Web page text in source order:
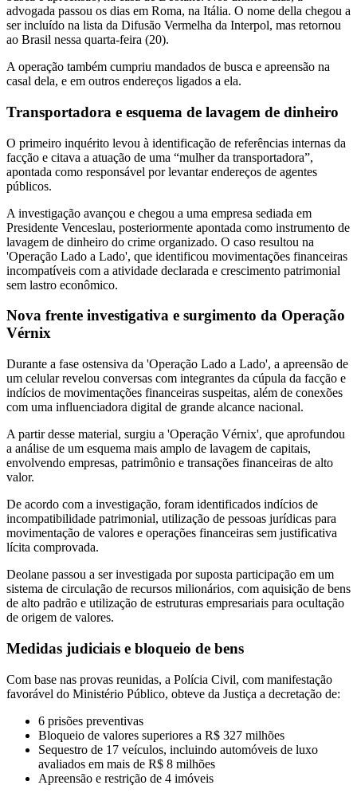
advogada passou os dias em Roma, na Itália. O nome della chegou a
ser incluído na lista da Difusão Vermelha da Interpol, mas retornou
ao Brasil nessa quarta-feira (20).
A operação também cumpriu mandados de busca e apreensão na
casal dela, e em outros endereços ligados a ela.
Transportadora e esquema de lavagem de dinheiro
O primeiro inquérito levou à identificação de referências internas da
facção e citava a atuação de uma “mulher da transportadora”,
apontada como responsável por levantar endereços de agentes
públicos.
A investigação avançou e chegou a uma empresa sediada em
Presidente Venceslau, posteriormente apontada como instrumento de
lavagem de dinheiro do crime organizado. O caso resultou na
'Operação Lado a Lado', que identificou movimentações financeiras
incompatíveis com a atividade declarada e crescimento patrimonial
sem lastro econômico.
Nova frente investigativa e surgimento da Operação
Vérnix
Durante a fase ostensiva da 'Operação Lado a Lado', a apreensão de
um celular revelou conversas com integrantes da cúpula da facção e
indícios de movimentações financeiras suspeitas, além de conexões
com uma influenciadora digital de grande alcance nacional.
A partir desse material, surgiu a 'Operação Vérnix', que aprofundou
a análise de um esquema mais amplo de lavagem de capitais,
envolvendo empresas, patrimônio e transações financeiras de alto
valor.
De acordo com a investigação, foram identificados indícios de
incompatibilidade patrimonial, utilização de pessoas jurídicas para
movimentação de valores e operações financeiras sem justificativa
lícita comprovada.
Deolane passou a ser investigada por suposta participação em um
sistema de circulação de recursos milionários, com aquisição de bens
de alto padrão e utilização de estruturas empresariais para ocultação
de origem de valores.
Medidas judiciais e bloqueio de bens
Com base nas provas reunidas, a Polícia Civil, com manifestação
favorável do Ministério Público, obteve da Justiça a decretação de:
6 prisões preventivas
Bloqueio de valores superiores a R$ 327 milhões
Sequestro de 17 veículos, incluindo automóveis de luxo
avaliados em mais de R$ 8 milhões
Apreensão e restrição de 4 imóveis